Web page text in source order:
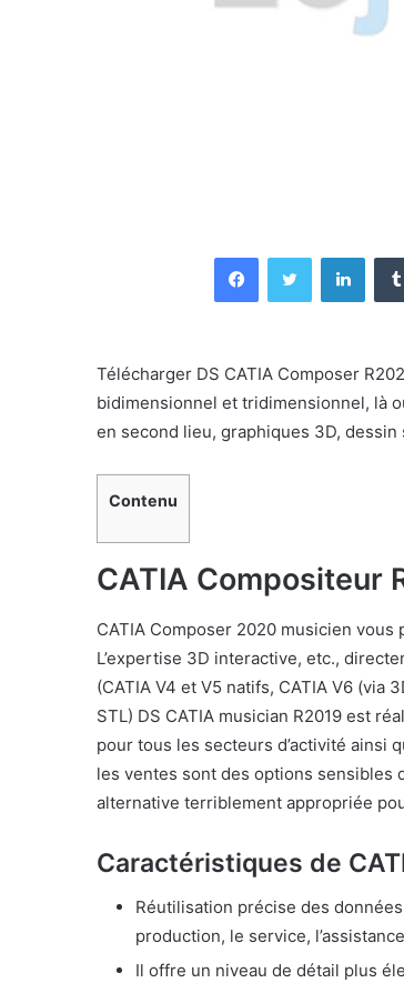
FacebookTwitter
Télécharger DS CATIA Composer
bidimensionnel et tridimensionnel, là
en second lieu, graphiques 3D,
Contenu
CATIA Compositeur
CATIA Composer 2020 musicien
L’expertise 3D interactive, etc.,
(CATIA V4 et V5 natifs, CATIA V6 (via
STL) DS CATIA musician R2019 est
pour tous les secteurs d’activité ainsi
les ventes sont des options sensibles
alternative terriblement appropriée
Caractéristiques de
Réutilisation précise des
production, le service,
Il offre un niveau de détail plus